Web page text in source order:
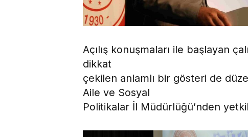
Açılış konuşmaları ile başlayan
dikkat
çekilen anlamlı bir gösteri de
Aile ve Sosyal
Politikalar İl Müdürlüğü’nden